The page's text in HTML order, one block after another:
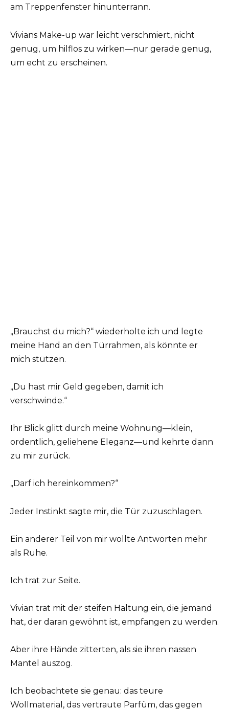
am Treppenfenster hinunterrann.
Vivians Make-up war leicht verschmiert, nicht
genug, um hilflos zu wirken—nur gerade genug,
um echt zu erscheinen.
„Brauchst du mich?“ wiederholte ich und legte
meine Hand an den Türrahmen, als könnte er
mich stützen.
„Du hast mir Geld gegeben, damit ich
verschwinde.“
Ihr Blick glitt durch meine Wohnung—klein,
ordentlich, geliehene Eleganz—und kehrte dann
zu mir zurück.
„Darf ich hereinkommen?“
Jeder Instinkt sagte mir, die Tür zuzuschlagen.
Ein anderer Teil von mir wollte Antworten mehr
als Ruhe.
Ich trat zur Seite.
Vivian trat mit der steifen Haltung ein, die jemand
hat, der daran gewöhnt ist, empfangen zu werden.
Aber ihre Hände zitterten, als sie ihren nassen
Mantel auszog.
Ich beobachtete sie genau: das teure
Wollmaterial, das vertraute Parfüm, das gegen